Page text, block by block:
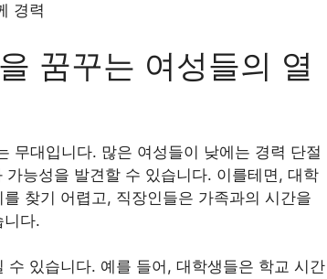
경력
꿈꾸는 여성들의 열
무대입니다. 많은 여성들이 낮에는 경력 단절
능성을 발견할 수 있습니다. 이를테면, 대학
찾기 어렵고, 직장인들은 가족과의 시간을
니다.
있습니다. 예를 들어, 대학생들은 학교 시간